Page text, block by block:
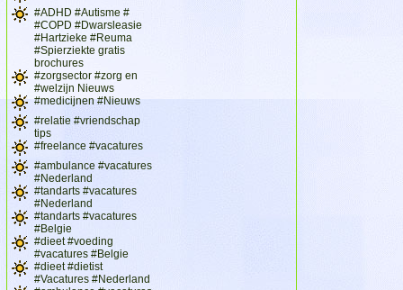
#ADHD #Autisme #
#COPD #Dwarsleasie
#Hartzieke #Reuma
#Spierziekte gratis
brochures
#zorgsector #zorg en
#welzijn Nieuws
#medicijnen #Nieuws
#relatie #vriendschap
tips
#freelance #vacatures
#ambulance #vacatures
#Nederland
#tandarts #vacatures
#Nederland
#tandarts #vacatures
#Belgie
#dieet #voeding
#vacatures #Belgie
#dieet #dietist
#Vacatures #Nederland